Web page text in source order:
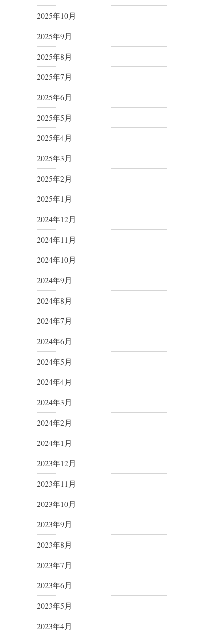
2025年10月
2025年9月
2025年8月
2025年7月
2025年6月
2025年5月
2025年4月
2025年3月
2025年2月
2025年1月
2024年12月
2024年11月
2024年10月
2024年9月
2024年8月
2024年7月
2024年6月
2024年5月
2024年4月
2024年3月
2024年2月
2024年1月
2023年12月
2023年11月
2023年10月
2023年9月
2023年8月
2023年7月
2023年6月
2023年5月
2023年4月